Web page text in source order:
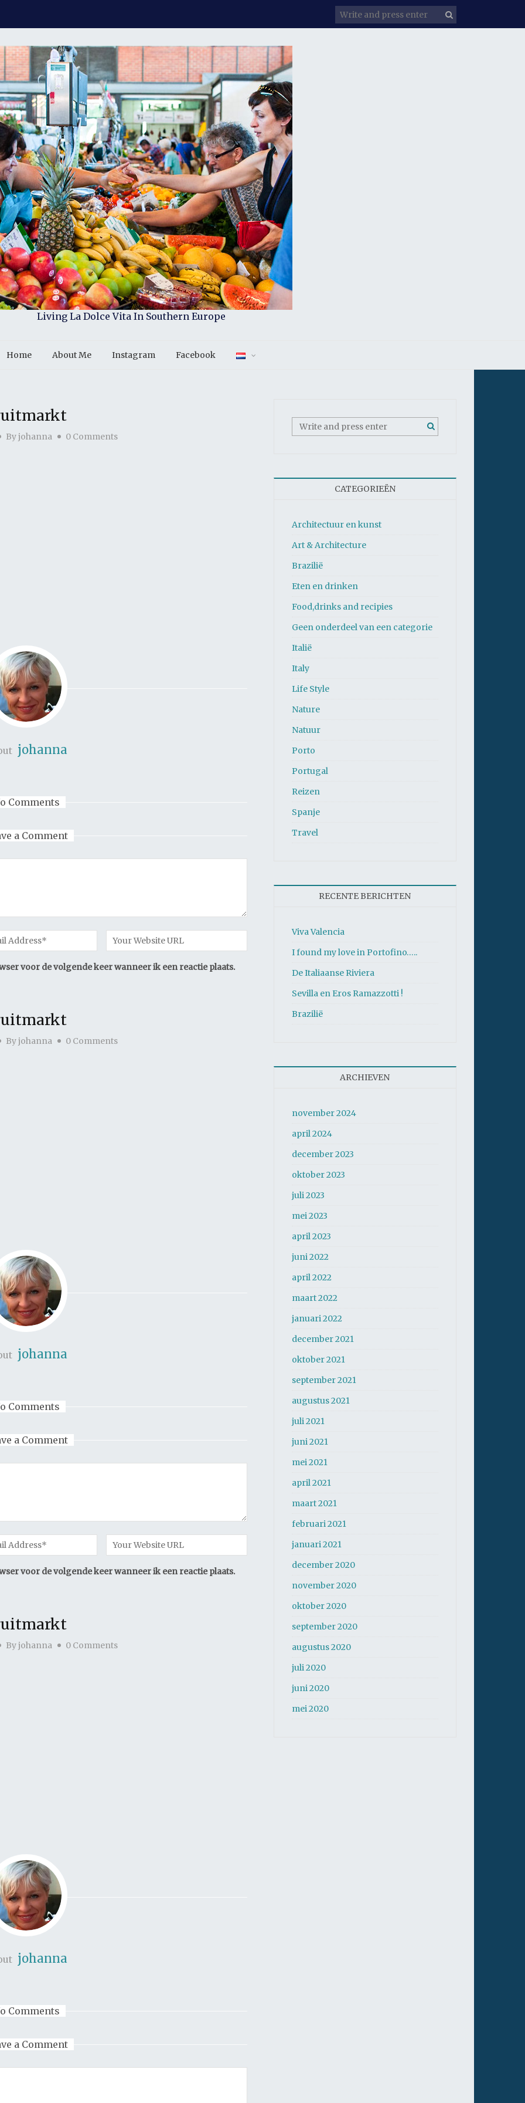
Living La Dolce Vita In Southern Europe
Home About Me Instagram Facebook
Byjohanna 0 Comments
johanna
Comments
a Comment
voor de volgende keer wanneer ik een reactie plaats.
Byjohanna 0 Comments
johanna
Comments
a Comment
voor de volgende keer wanneer ik een reactie plaats.
Byjohanna 0 Comments
johanna
Comments
a Comment
CATEGORIEËN
Architectuur en kunst
Art & Architecture
Brazilië
Eten en drinken
Food,drinks and recipies
Geen onderdeel van een categorie
Italië
Italy
Life Style
Nature
Natuur
Porto
Portugal
Reizen
Spanje
Travel
RECENTE BERICHTEN
Viva Valencia
I found my love in Portofino…..
De Italiaanse Riviera
Sevilla en Eros Ramazzotti !
Brazilië
ARCHIEVEN
november 2024
april 2024
december 2023
oktober 2023
juli 2023
mei 2023
april 2023
juni 2022
april 2022
maart 2022
januari 2022
december 2021
oktober 2021
september 2021
augustus 2021
juli 2021
juni 2021
mei 2021
april 2021
maart 2021
februari 2021
januari 2021
december 2020
november 2020
oktober 2020
september 2020
augustus 2020
juli 2020
juni 2020
mei 2020